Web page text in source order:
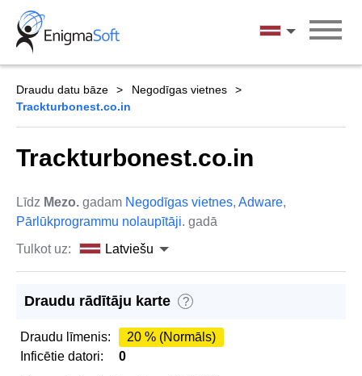
Skip
content
Latviešu
Draudu datu bāze
Negodīgas vietnes
Trackturbonest.co.in
Trackturbonest.co.in
Līdz Mezo. gadam Negodīgas vietnes, Adware,
Pārlūkprogrammu nolaupītāji. gadā
Tulkot uz:
Latviešu
Draudu rādītāju karte ?
Draudu līmenis:
20 % (Normāls)
Inficētie datori:
0